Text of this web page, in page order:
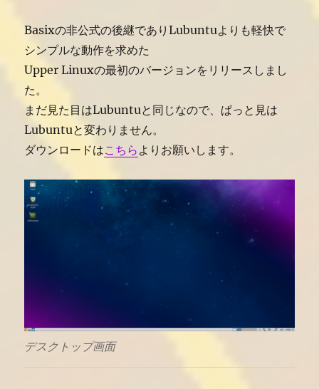
Basixの非公式の後継でありLubuntuよりも軽快で
シンプルな動作を求めた
Upper Linuxの最初のバージョンをリリースしまし
た。
まだ見た目はLubuntuと同じなので、ぱっと見は
Lubuntuと変わりません。
ダウンロードはこちら よりお願いします。
デスクトップ画面